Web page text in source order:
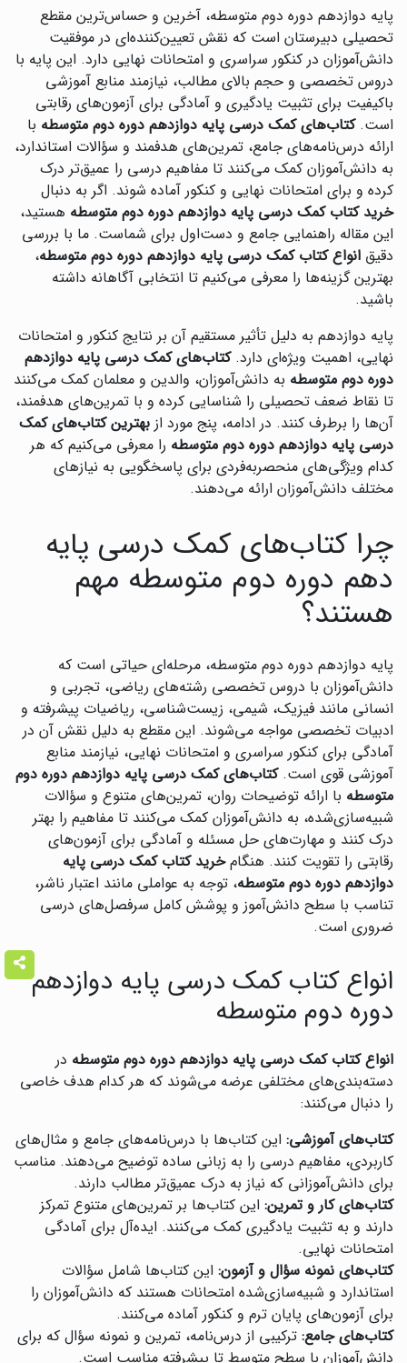
پایه دوازدهم دوره دوم متوسطه، آخرین و حساس‌ترین مقطع
تحصیلی دبیرستان است که نقش تعیین‌کننده‌ای در موفقیت
دانش‌آموزان در کنکور سراسری و امتحانات نهایی دارد. این پایه با
دروس تخصصی و حجم بالای مطالب، نیازمند منابع آموزشی
باکیفیت برای تثبیت یادگیری و آمادگی برای آزمون‌های رقابتی
است.کتاب‌های کمک درسی پایه دوازدهم دوره دوم متوسطه با
ارائه درس‌نامه‌های جامع، تمرین‌های هدفمند و سؤالات استاندارد،
به دانش‌آموزان کمک می‌کنند تا مفاهیم درسی را عمیق‌تر درک
کرده و برای امتحانات نهایی و کنکور آماده شوند. اگر به دنبال
خرید کتاب کمک درسی پایه دوازدهم دوره دوم متوسطه هستید،
این مقاله راهنمایی جامع و دست‌اول برای شماست. ما با بررسی
دقیق انواع کتاب کمک درسی پایه دوازدهم دوره دوم متوسطه،
بهترین گزینه‌ها را معرفی می‌کنیم تا انتخابی آگاهانه داشته
باشید.
پایه دوازدهم به دلیل تأثیر مستقیم آن بر نتایج کنکور و امتحانات
نهایی، اهمیت ویژه‌ای دارد.کتاب‌های کمک درسی پایه دوازدهم
دوره دوم متوسطه به دانش‌آموزان، والدین و معلمان کمک می‌کنند
تا نقاط ضعف تحصیلی را شناسایی کرده و با تمرین‌های هدفمند،
آن‌ها را برطرف کنند. در ادامه، پنج مورد از بهترین کتاب‌های کمک
درسی پایه دوازدهم دوره دوم متوسطه را معرفی می‌کنیم که هر
کدام ویژگی‌های منحصربه‌فردی برای پاسخگویی به نیازهای
مختلف دانش‌آموزان ارائه می‌دهند.
چرا کتاب‌های کمک درسی پایه
دهم دوره دوم متوسطه مهم
هستند؟
پایه دوازدهم دوره دوم متوسطه، مرحله‌ای حیاتی است که
دانش‌آموزان با دروس تخصصی رشته‌های ریاضی، تجربی و
انسانی مانند فیزیک، شیمی، زیست‌شناسی، ریاضیات پیشرفته و
ادبیات تخصصی مواجه می‌شوند. این مقطع به دلیل نقش آن در
آمادگی برای کنکور سراسری و امتحانات نهایی، نیازمند منابع
آموزشی قوی است.کتاب‌های کمک درسی پایه دوازدهم دوره دوم
متوسطه با ارائه توضیحات روان، تمرین‌های متنوع و سؤالات
شبیه‌سازی‌شده، به دانش‌آموزان کمک می‌کنند تا مفاهیم را بهتر
درک کنند و مهارت‌های حل مسئله و آمادگی برای آزمون‌های
رقابتی را تقویت کنند. هنگامخرید کتاب کمک درسی پایه
دوازدهم دوره دوم متوسطه، توجه به عواملی مانند اعتبار ناشر،
تناسب با سطح دانش‌آموز و پوشش کامل سرفصل‌های درسی
ضروری است.
انواع کتاب کمک درسی پایه دوازدهم
دوره دوم متوسطه
انواع کتاب کمک درسی پایه دوازدهم دوره دوم متوسطه در
دسته‌بندی‌های مختلفی عرضه می‌شوند که هر کدام هدف خاصی
را دنبال می‌کنند:
کتاب‌های آموزشی: این کتاب‌ها با درس‌نامه‌های جامع و مثال‌های
کاربردی، مفاهیم درسی را به زبانی ساده توضیح می‌دهند. مناسب
برای دانش‌آموزانی که نیاز به درک عمیق‌تر مطالب دارند.
کتاب‌های کار و تمرین: این کتاب‌ها بر تمرین‌های متنوع تمرکز
دارند و به تثبیت یادگیری کمک می‌کنند. ایده‌آل برای آمادگی
امتحانات نهایی.
کتاب‌های نمونه سؤال و آزمون: این کتاب‌ها شامل سؤالات
استاندارد و شبیه‌سازی‌شده امتحانات هستند که دانش‌آموزان را
برای آزمون‌های پایان ترم و کنکور آماده می‌کنند.
کتاب‌های جامع: ترکیبی از درس‌نامه، تمرین و نمونه سؤال که برای
دانش‌آموزان با سطح متوسط تا پیشرفته مناسب است.